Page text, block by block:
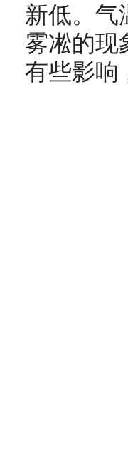
新低。气
雾凇的现
有些影响